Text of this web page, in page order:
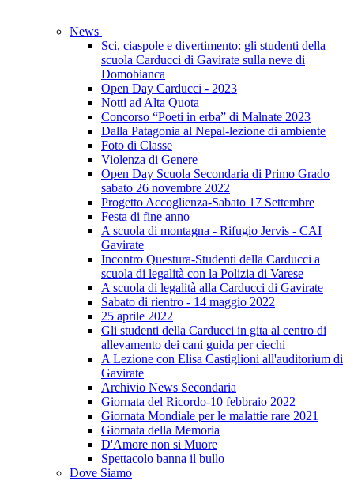
News
Sci, ciaspole e divertimento: gli studenti della
scuola Carducci di Gavirate sulla neve di
Domobianca
Open Day Carducci - 2023
Notti ad Alta Quota
Concorso “Poeti in erba” di Malnate 2023
Dalla Patagonia al Nepal-lezione di ambiente
Foto di Classe
Violenza di Genere
Open Day Scuola Secondaria di Primo Grado
sabato 26 novembre 2022
Progetto Accoglienza-Sabato 17 Settembre
Festa di fine anno
A scuola di montagna - Rifugio Jervis - CAI
Gavirate
Incontro Questura-Studenti della Carducci a
scuola di legalità con la Polizia di Varese
A scuola di legalità alla Carducci di Gavirate
Sabato di rientro - 14 maggio 2022
25 aprile 2022
Gli studenti della Carducci in gita al centro di
allevamento dei cani guida per ciechi
A Lezione con Elisa Castiglioni all'auditorium di
Gavirate
Archivio News Secondaria
Giornata del Ricordo-10 febbraio 2022
Giornata Mondiale per le malattie rare 2021
Giornata della Memoria
D'Amore non si Muore
Spettacolo banna il bullo
Dove Siamo